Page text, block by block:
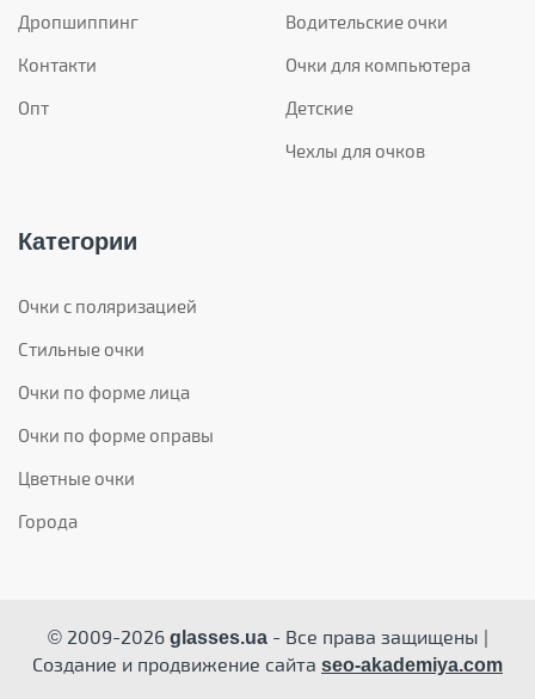
Дропшиппинг
Контакти
Опт
Водительские очки
Очки для компьютера
Детские
Чехлы для очков
Категории
Очки с поляризацией
Стильные очки
Очки по форме лица
Очки по форме оправы
Цветные очки
Города
© 2009-2026glasses.ua- Все права защищены |
Создание и продвижение сайта seo-akademiya.com